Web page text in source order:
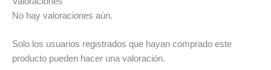
No hay valoraciones aún.
Solo los usuarios registrados que hayan comprado este
producto pueden hacer una valoración.